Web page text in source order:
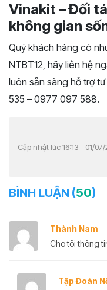
Vinakit – Đối
không gian
Quý khách hàng có
NTBT12, hãy liên hệ
luôn sẵn sàng hỗ trợ
535 – 0977 097 588.
Cập nhật lúc 16:13 - 01/
BÌNH LUẬN (50)
Thành Nam
Cho tôi thông
Tập Đoàn